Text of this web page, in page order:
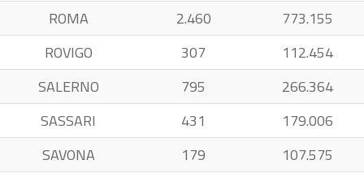
ROMA
2.460
773.155
ROVIGO
307
112.454
SALERNO
795
266.364
SASSARI
431
179.006
SAVONA
179
107.575